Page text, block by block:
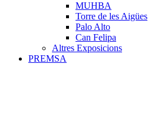
MUHBA
Torre de les Aigües
Palo Alto
Can Felipa
Altres Exposicions
PREMSA